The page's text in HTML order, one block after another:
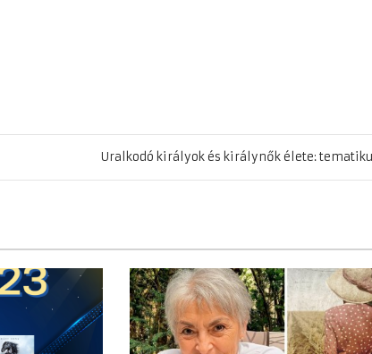
Uralkodó királyok és királynők élete: